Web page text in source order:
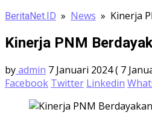
BeritaNet.ID » News » Kinerja
Kinerja PNM
byadmin 7 Januari 2024( 7
Facebook Twitter Linkedin